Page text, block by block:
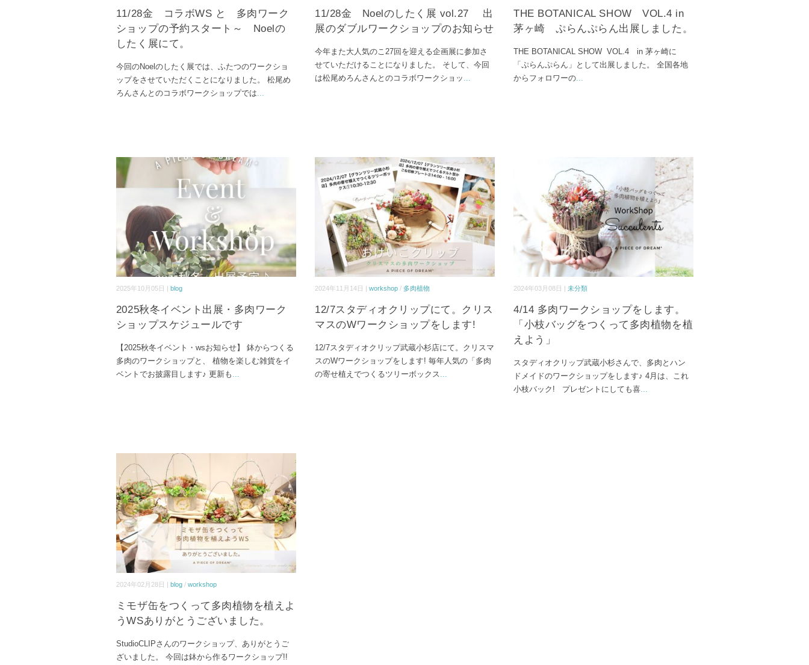
11/28金 コラボWS と 多肉ワーク
ショップの予約スタート～ Noelの
したく展にて。
今回のNoelのしたく展では、ふたつのワークショ
ップをさせていただくことになりました。 松尾め
ろんさんとのコラボワークショップでは...
11/28金 Noelのしたく展 vol.27 出
展のダブルワークショップのお知らせ
今年また大人気のこ27回を迎える企画展に参加さ
せていただけることになりました。 そして、今回
は松尾めろんさんとのコラボワークショッ ...
THE BOTANICAL SHOW VOL.4 in
茅ヶ崎 ぷらんぷらん出展しました。
THE BOTANICAL SHOW VOL.4 in 茅ヶ崎に
「ぷらんぷらん」として出展しました。 全国各地
からフォロワーの...
2025年10月05日 | blog
2025秋冬イベント出展・多肉ワーク
ショップスケジュールです
【2025秋冬イベント・wsお知らせ】 鉢からつくる
多肉のワークショップと、 植物を楽しむ雑貨をイ
ベントでお披露目します♪ 更新も ...
2024年11月14日 |workshop / 多肉植物
12/7スタディオクリップにて。クリス
マスのWワークショップをします!
12/7スタディオクリップ武蔵小杉店にて。クリスマ
スのWワークショップをします! 毎年人気の「多肉
の寄せ植えでつくるツリーボックス...
2024年03月08日 |未分類
4/14 多肉ワークショップをします。
「小枝バッグをつくって多肉植物を植
えよう」
スタディオクリップ武蔵小杉さんで、多肉とハン
ドメイドのワークショップをします♪ 4月は、これ
小枝バック! プレゼントにしても喜...
2024年02月28日 | blog/ workshop
ミモザ缶をつくって多肉植物を植えよ
うWSありがとうございました。
StudioCLIPさんのワークショップ、ありがとうご
ざいました。 今回は鉢から作るワークショップ!!